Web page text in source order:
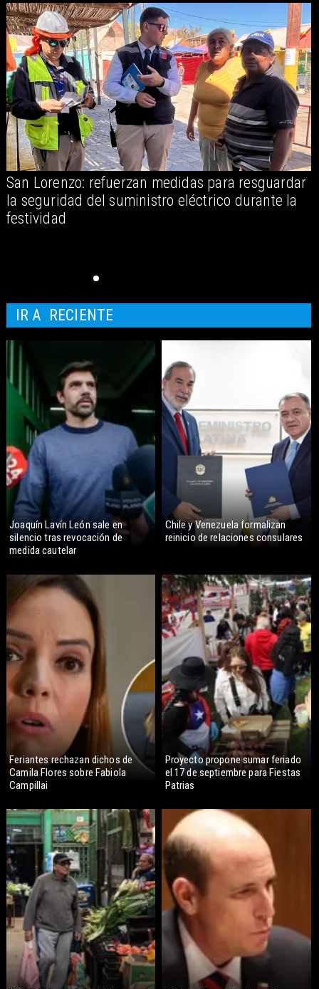
San Lorenzo: refuerzan medidas para resguardar
la seguridad del suministro eléctrico durante la
festividad
Joaquín Lavín León sale en
silencio tras revocación de
medida cautelar
Chile y Venezuela formalizan
reinicio de relaciones consulares
Feriantes rechazan dichos de
Camila Flores sobre Fabiola
Campillai
Proyecto propone sumar feriado
el 17 de septiembre para Fiestas
Patrias
IR A RECIENTE